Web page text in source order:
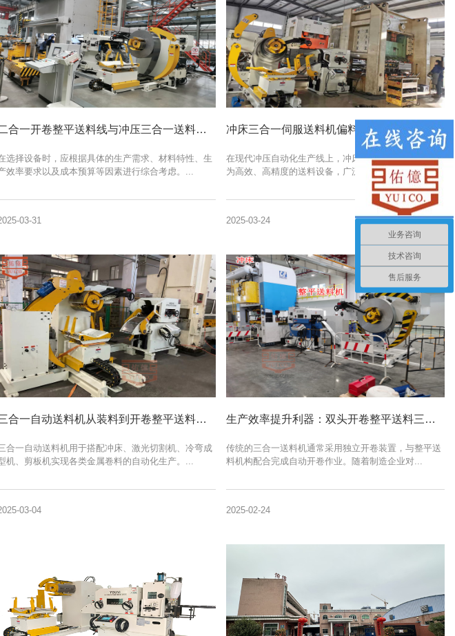
二合一开卷整平送料线与冲压三合一送料机功能操作区别详解
选择设备时，应根据具体的生产需求、材料特性、生
效率要求以及成本预算等因素进行综合考虑。...
03-31
冲床三合一伺服送料机偏料快速排查与预防方法讲解
在现代冲压自动化生产线上，冲床三合一伺服送料机作
为高效、高精度的送料设备，广泛应用于电子、...
2025-03-24
三合一自动送料机从装料到开卷整平送料操作使用方法讲解
合一自动送料机用于搭配冲床、激光切割机、冷弯成
机、剪板机实现各类金属卷料的自动化生产。...
03-04
生产效率提升利器：双头开卷整平送料三合一送料机优势全解析
传统的三合一送料机通常采用独立开卷装置，与整平送
料机构配合完成自动开卷作业。随着制造企业对...
2025-02-24
业务咨询
技术咨询
售后服务